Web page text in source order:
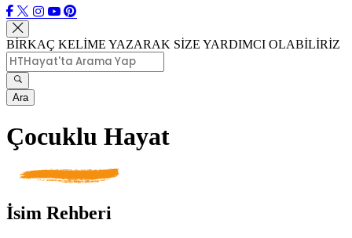
BİRKAÇ KELİME YAZARAK SİZE YARDIMCI OLABİLİRİZ
Ara
Çocuklu Hayat
İsim Rehberi